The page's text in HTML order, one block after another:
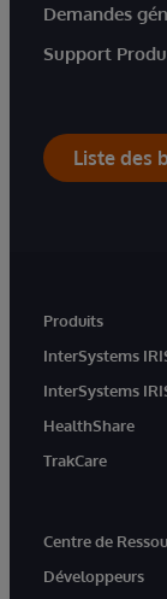
Demandes
Support
Liste des
Produits
InterSystems
InterSystems
HealthShare
TrakCare
Centre de
Développeurs